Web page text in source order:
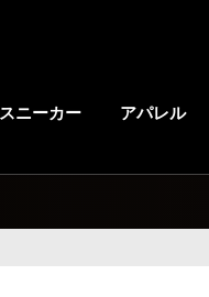
スニーカー アパレル